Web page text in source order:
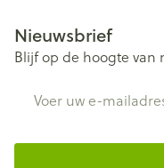
Nieuwsbrief
Blijf op de hoogte van